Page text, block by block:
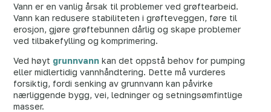
Vann er en vanlig årsak til problemer ved grøftearbeid.
Vann kan redusere stabiliteten i grøfteveggen, føre til
erosjon, gjøre grøftebunnen dårlig og skape problemer
ved tilbakefylling og komprimering.
Ved høyt grunnvann kan det oppstå behov for pumping
eller midlertidig vannhåndtering. Dette må vurderes
forsiktig, fordi senking av grunnvann kan påvirke
nærliggende bygg, vei, ledninger og setningsømfintlige
masser.